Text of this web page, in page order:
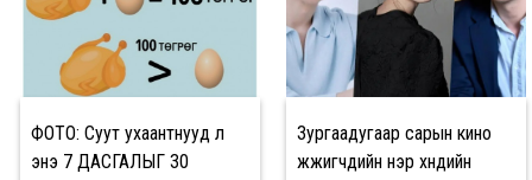
ФОТО: Суут ухаантнууд л
энэ 7 ДАСГАЛЫГ 30
Зургаадугаар сарын кино
жүжигчдийн нэр хүндийн